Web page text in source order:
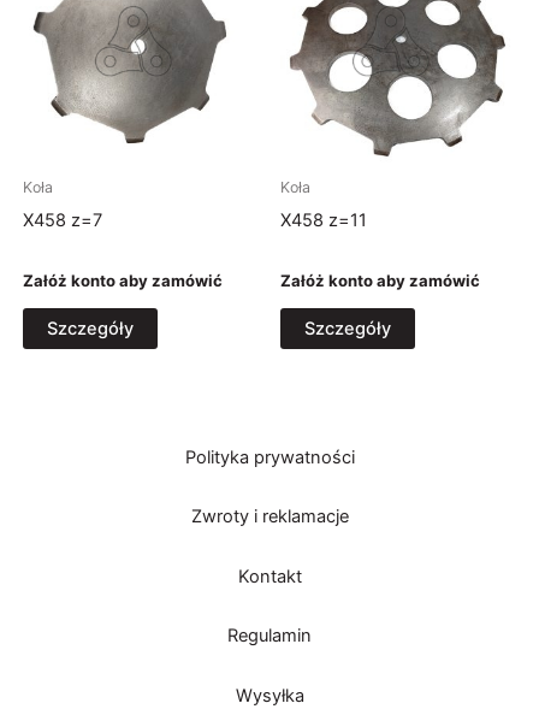
Koła
X458 z=7
Załóż konto aby zamówić
Szczegóły
Koła
X458 z=11
Załóż konto aby zamówić
Szczegóły
Polityka prywatności
Zwroty i reklamacje
Kontakt
Regulamin
Wysyłka